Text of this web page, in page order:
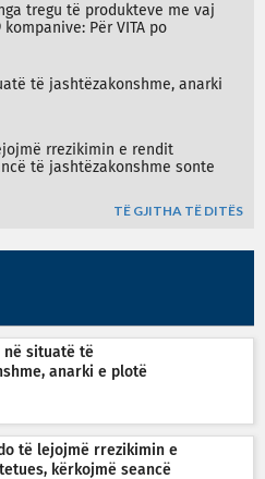
tregu të produkteve me vaj
Për VITA po
të jashtëzakonshme, anarki
rrezikimin e rendit
të jashtëzakonshme sonte
TË GJITHA TË DITËS
në situatë të
anarki e plotë
të lejojmë rrezikimin e
kërkojmë seancë